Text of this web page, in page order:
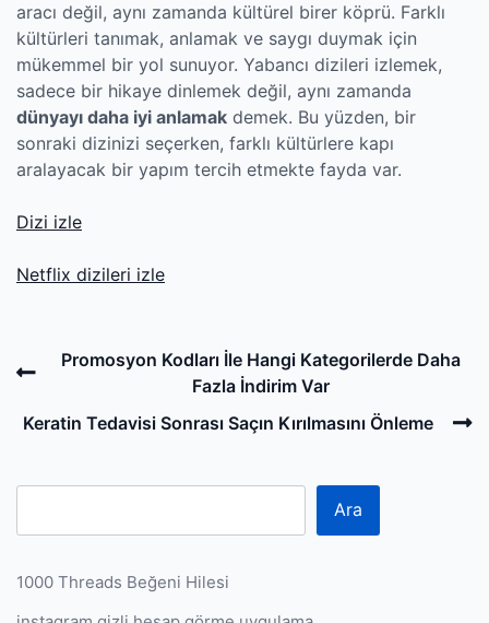
aracı değil, aynı zamanda kültürel birer köprü. Farklı
kültürleri tanımak, anlamak ve saygı duymak için
mükemmel bir yol sunuyor. Yabancı dizileri izlemek,
sadece bir hikaye dinlemek değil, aynı zamanda
dünyayı daha iyi anlamak demek. Bu yüzden, bir
sonraki dizinizi seçerken, farklı kültürlere kapı
aralayacak bir yapım tercih etmekte fayda var.
Dizi izle
Netflix dizileri izle
Post
PreviousPromosyon Kodları İle Hangi Kategorilerde Daha
Fazla İndirim Var
Keratin Tedavisi Sonrası Saçın Kırılmasını Önleme
Ara
1000 Threads Beğeni Hilesi